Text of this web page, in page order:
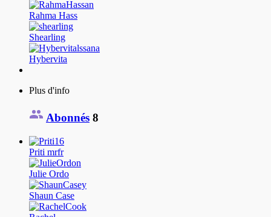
Rahma Hass
Shearling
Hybervita
Plus d'info
Abonnés 8
Priti mrfr
Julie Ordo
Shaun Case